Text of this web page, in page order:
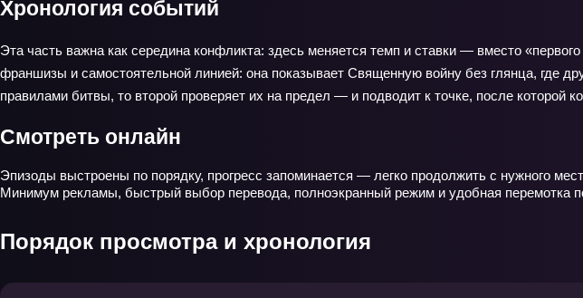
Хронология событий
Эта часть важна как середина конфликта: здесь меняется темп и ставки — вместо
франшизы и самостоятельной линией: она показывает Священную войну без глянца, где
правилами битвы, то второй проверяет их на предел — и подводит к точке, после которой
Смотреть онлайн
Эпизоды выстроены по порядку, прогресс запоминается — легко продолжить с нужного
Минимум рекламы, быстрый выбор перевода, полноэкранный режим и удобная перемотка
Порядок просмотра и хронология